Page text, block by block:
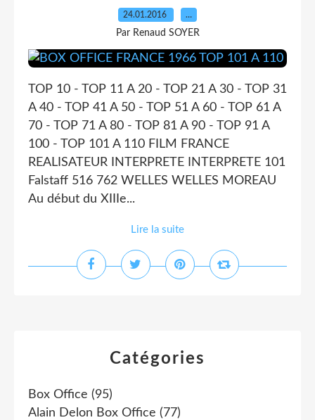
24.01.2016 …
Par Renaud SOYER
TOP 10 - TOP 11 A 20 - TOP 21 A 30 - TOP 31
A 40 - TOP 41 A 50 - TOP 51 A 60 - TOP 61 A
70 - TOP 71 A 80 - TOP 81 A 90 - TOP 91 A
100 - TOP 101 A 110 FILM FRANCE
REALISATEUR INTERPRETE INTERPRETE 101
Falstaff 516 762 WELLES WELLES MOREAU
Au début du XIIIe...
Lire la suite
Catégories
Box Office (95)
Alain Delon Box Office (77)